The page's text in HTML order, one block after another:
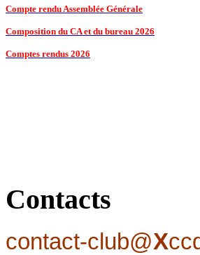
Compte rendu Assemblée Générale
Composition du CA et du bureau 2026
Comptes rendus 2026
Contacts
contact-club@X